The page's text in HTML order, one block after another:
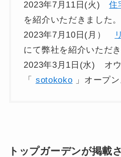
2023年7月11日(火)住
を紹介いただきました。
2023年7月10日(月）
にて弊社を紹介いただき
2023年3月1日(水) オ
「 sotokoko 」オープン
トップガーデンが掲載